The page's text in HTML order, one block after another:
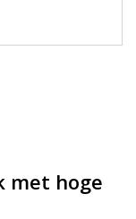
met hoge